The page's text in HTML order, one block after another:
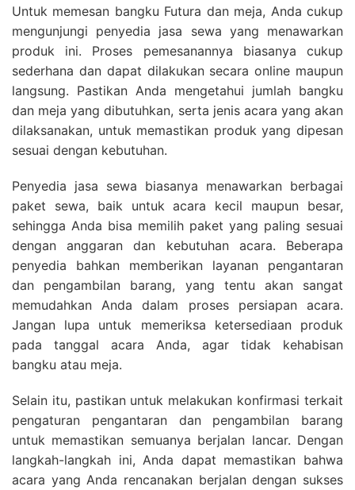
Untuk memesan bangku Futura dan meja, Anda cukup
mengunjungi penyedia jasa sewa yang menawarkan
produk ini. Proses pemesanannya biasanya cukup
sederhana dan dapat dilakukan secara online maupun
langsung. Pastikan Anda mengetahui jumlah bangku
dan meja yang dibutuhkan, serta jenis acara yang akan
dilaksanakan, untuk memastikan produk yang dipesan
sesuai dengan kebutuhan.
Penyedia jasa sewa biasanya menawarkan berbagai
paket sewa, baik untuk acara kecil maupun besar,
sehingga Anda bisa memilih paket yang paling sesuai
dengan anggaran dan kebutuhan acara. Beberapa
penyedia bahkan memberikan layanan pengantaran
dan pengambilan barang, yang tentu akan sangat
memudahkan Anda dalam proses persiapan acara.
Jangan lupa untuk memeriksa ketersediaan produk
pada tanggal acara Anda, agar tidak kehabisan
bangku atau meja.
Selain itu, pastikan untuk melakukan konfirmasi terkait
pengaturan pengantaran dan pengambilan barang
untuk memastikan semuanya berjalan lancar. Dengan
langkah-langkah ini, Anda dapat memastikan bahwa
acara yang Anda rencanakan berjalan dengan sukses